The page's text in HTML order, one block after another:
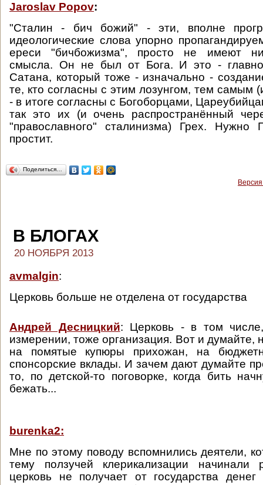
Jaroslav Popov:
"Сталин - бич божий" - эти, вполне
идеологические слова упорно
ереси "бичбожизма", просто не имеют
смысла. Он не был от Бога. И это -
Сатана, который тоже - изначально -
те, кто согласны с этим лозунгом, тем самым
- в итоге согласны с Богоборцами,
так это их (и очень распространённый
"православного" сталинизма) Грех. Нужно
простит.
Поделиться…
В БЛОГАХ
20 НОЯБРЯ 2013
avmalgin:
Церковь больше не отделена от государства
Андрей Десницкий: Церковь - в том
измерении, тоже организация. Вот и думайте,
на помятые купюры прихожан, на
спонсорские вклады. И зачем дают думайте
то, по детской-то поговорке, когда бить
бежать...
burenka2:
Мне по этому поводу вспомнились деятели,
тему ползучей клерикализации начинали
церковь не получает от государства